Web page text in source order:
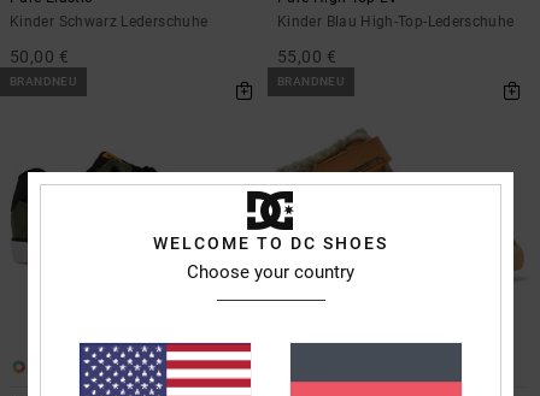
Kinder Schwarz Lederschuhe
50,00 €
Kinder Blau High-Top-Lederschuhe
55,00 €
BRANDNEU BRANDNEU
WELCOME TO DC SHOES
Choose your country